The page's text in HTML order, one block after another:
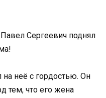
Сергеевич поднял
неё с гордостью. Он
тем, что его жена